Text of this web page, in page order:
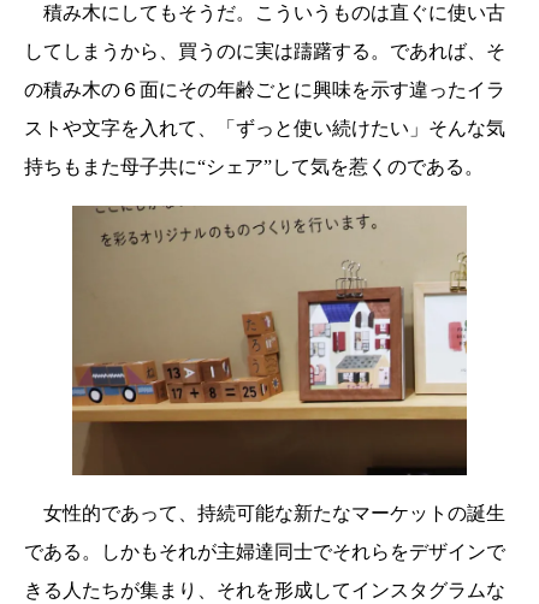
積み木にしてもそうだ。こういうものは直ぐに使い古
してしまうから、買うのに実は躊躇する。であれば、そ
の積み木の６面にその年齢ごとに興味を示す違ったイラ
ストや文字を入れて、「ずっと使い続けたい」そんな気
持ちもまた母子共に“シェア”して気を惹くのである。
女性的であって、持続可能な新たなマーケットの誕生
である。しかもそれが主婦達同士でそれらをデザインで
きる人たちが集まり、それを形成してインスタグラムな